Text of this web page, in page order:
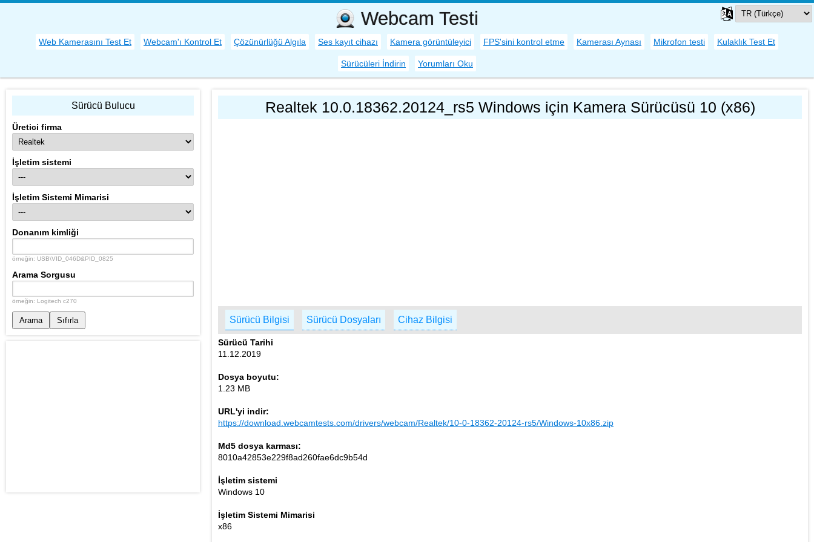
Webcam Testi
Web Kamerasını Test Et Webcam'ı Kontrol Et Çözünürlüğü Algıla Ses kayıt cihazı Kamera görüntüleyici FPS'sini kontrol etme Kamerası Aynası Mikrofon testi Kulaklık Test Et
Sürücüleri İndirin Yorumları Oku
Realtek 10.0.18362.20124_rs5 Windows için Kamera Sürücüsü 10 (x86)
Sürücü Bilgisi Sürücü Dosyaları Cihaz Bilgisi
Sürücü Tarihi
11.12.2019
Dosya boyutu:
1.23 MB
URL'yi indir:
https://download.webcamtests.com/drivers/webcam/Realtek/10-0-18362-20124-rs5/Windows-10x86.zip
Md5 dosya karması:
8010a42853e229f8ad260fae6dc9b54d
İşletim sistemi
Windows 10
İşletim Sistemi Mimarisi
x86
Sürücü Bulucu
Üretici firma
İşletim sistemi
İşletim Sistemi Mimarisi
Donanım kimliği
örneğin: USB\VID_046D&PID_0825
Arama Sorgusu
örneğin: Logitech c270
Arama Sıfırla